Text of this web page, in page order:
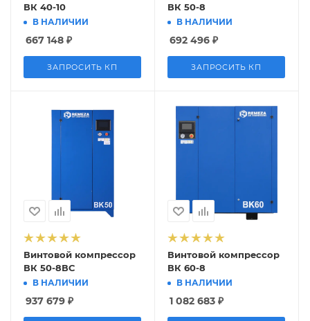
ВК 40-10
В НАЛИЧИИ
667 148 ₽
ЗАПРОСИТЬ КП
ВК 50-8
В НАЛИЧИИ
692 496 ₽
ЗАПРОСИТЬ КП
Винтовой компрессор
ВК 50-8ВС
В НАЛИЧИИ
937 679 ₽
Винтовой компрессор
ВК 60-8
В НАЛИЧИИ
1 082 683 ₽